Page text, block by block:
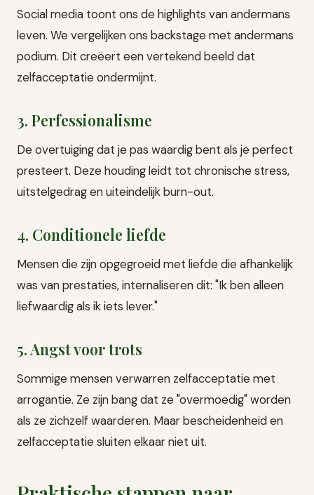
Social media toont ons de highlights van andermans
leven. We vergelijken ons backstage met andermans
podium. Dit creëert een vertekend beeld dat
zelfacceptatie ondermijnt.
3. Perfessionalisme
De overtuiging dat je pas waardig bent als je perfect
presteert. Deze houding leidt tot chronische stress,
uitstelgedrag en uiteindelijk burn-out.
4. Conditionele liefde
Mensen die zijn opgegroeid met liefde die afhankelijk
was van prestaties, internaliseren dit: "Ik ben alleen
liefwaardig als ik iets lever."
5. Angst voor trots
Sommige mensen verwarren zelfacceptatie met
arrogantie. Ze zijn bang dat ze "overmoedig" worden
als ze zichzelf waarderen. Maar bescheidenheid en
zelfacceptatie sluiten elkaar niet uit.